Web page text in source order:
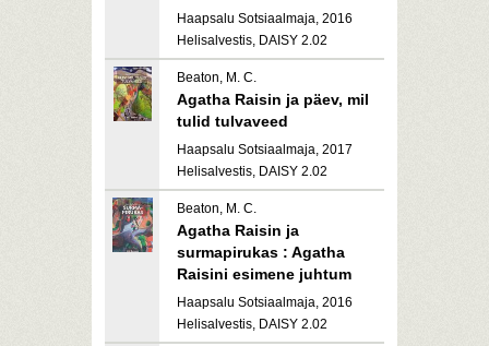
Haapsalu Sotsiaalmaja, 2016
Helisalvestis, DAISY 2.02
Beaton, M. C.
Agatha Raisin ja päev, mil
tulid tulvaveed
Haapsalu Sotsiaalmaja, 2017
Helisalvestis, DAISY 2.02
Beaton, M. C.
Agatha Raisin ja
surmapirukas : Agatha
Raisini esimene juhtum
Haapsalu Sotsiaalmaja, 2016
Helisalvestis, DAISY 2.02